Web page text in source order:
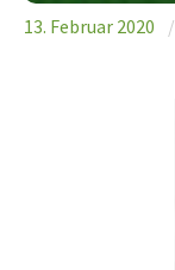
13. Februar 2020 /